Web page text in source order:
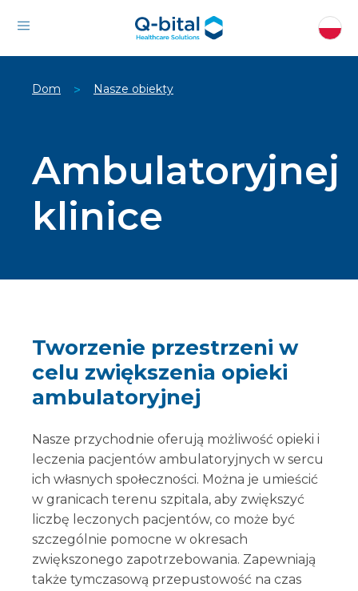
Dom > Nasze obiekty
Ambulatoryjnej
klinice
Tworzenie przestrzeni w
celu zwiększenia opieki
ambulatoryjnej
Nasze przychodnie oferują możliwość opieki i
leczenia pacjentów ambulatoryjnych w sercu
ich własnych społeczności. Można je umieścić
w granicach terenu szpitala, aby zwiększyć
liczbę leczonych pacjentów, co może być
szczególnie pomocne w okresach
zwiększonego zapotrzebowania. Zapewniają
także tymczasową przepustowość na czas